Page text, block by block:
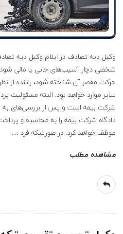
ف
ر
ز
ا
د
ه
و
ک
ی
وکیل دیه تصادف در ایلام وکیل دیه
شخصی دچار آسیب‌های جانی یا مالی
حرکت مقصر آن شناخته شود، راننده از
سایر موارد خواهد بود. البته مسئولیت
شرکت بیمه است و پس از بررسی‌های به
دادگاه شرکت بیمه را به محاسبه و
موظف خواهد کرد. در صورتیکه فرد …
مشاهده مطلب